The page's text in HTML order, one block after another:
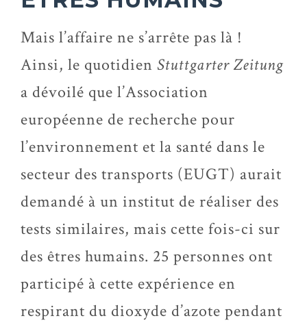
Mais l’affaire ne s’arrête pas là !
Ainsi, le quotidien Stuttgarter Zeitung
a dévoilé que l’Association
européenne de recherche pour
l’environnement et la santé dans le
secteur des transports (EUGT) aurait
demandé à un institut de réaliser des
tests similaires, mais cette fois-ci sur
des êtres humains. 25 personnes ont
participé à cette expérience en
respirant du dioxyde d’azote pendant